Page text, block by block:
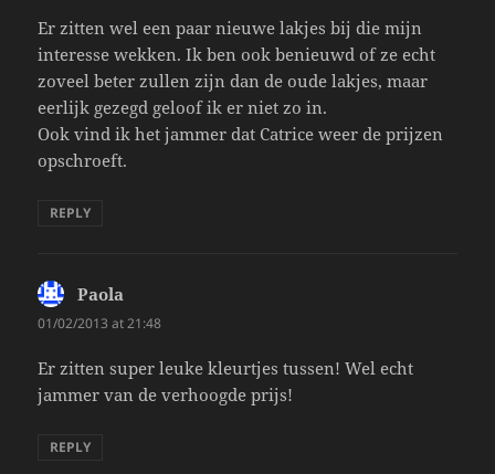
Er zitten wel een paar nieuwe lakjes bij die mijn
interesse wekken. Ik ben ook benieuwd of ze echt
zoveel beter zullen zijn dan de oude lakjes, maar
eerlijk gezegd geloof ik er niet zo in.
Ook vind ik het jammer dat Catrice weer de prijzen
opschroeft.
REPLY
Paola
01/02/2013 at 21:48
Er zitten super leuke kleurtjes tussen! Wel echt
jammer van de verhoogde prijs!
REPLY